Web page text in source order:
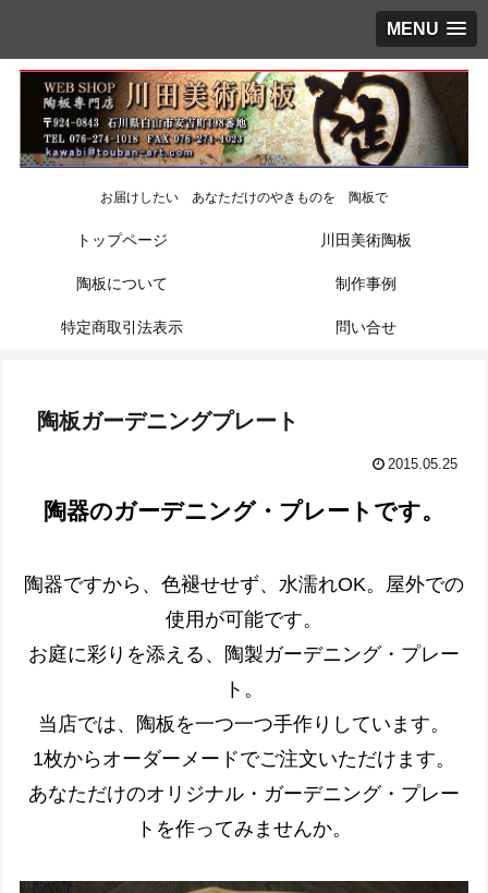
MENU
お届けしたい あなただけのやきものを 陶板で
トップページ 川田美術陶板
陶板について 制作事例
特定商取引法表示 問い合せ
陶板ガーデニングプレート
2015.05.25
陶器のガーデニング・プレートです。
陶器ですから、色褪せせず、水濡れOK。屋外での
使用が可能です。
お庭に彩りを添える、陶製ガーデニング・プレー
ト。
当店では、陶板を一つ一つ手作りしています。
1枚からオーダーメードでご注文いただけます。
あなただけのオリジナル・ガーデニング・プレー
トを作ってみませんか。